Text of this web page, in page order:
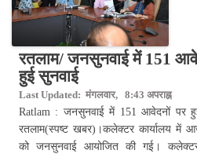
रतलाम/ जनसुनवाई में 151
हुई सुनवाई
Last Updated: मंगलवार, 8:43 अपराह्न
Ratlam : जनसुनवाई में 151 आवेदनों पर
रतलाम(स्पष्ट खबर)।कलेक्टर कार्यालय में
को जनसुनवाई आयोजित की गई। कलेक्टर